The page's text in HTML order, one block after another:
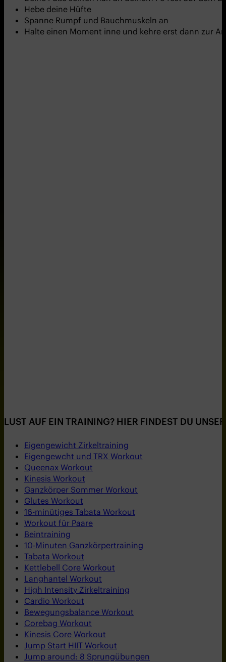
Hebe deine Hüfte
Spanne Rumpf und Bauchmuskeln an
Halte einen Moment inne und kehre erst dann zur
LUST AUF EIN TRAINING? HIER FINDEST DU
Eigengewicht Zirkeltraining
Eigengewcht und TRX Workout
Queenax Workout
Kinesis Workout
Ganzkörper Sommer Workout
Glutes Workout
16-minütiges Tabata Workout
Workout für Paare
Beintraining
10-Minuten Ganzkörpertraining
Tabata Workout
Kettlebell Core Workout
Langhantel Workout
High Intensity Zirkeltraining
Cardio Workout
Bewegungsbalance Workout
Corebag Workout
Kinesis Core Workout
Jump Start HIIT Workout
Jump around: 8 Sprungübungen